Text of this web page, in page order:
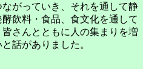
がっていき、それを通して静
飲料・食品、食文化を通して
さんとともに人の集まりを増
話がありました。